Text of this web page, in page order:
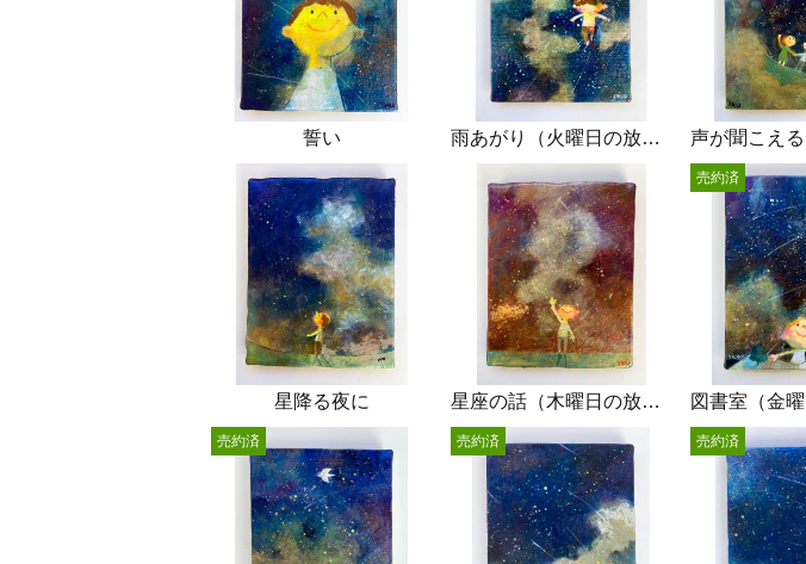
誓い 雨あがり（火曜日の放課後）
星降る夜に 星座の話（木曜日の放課後）
売約済
売約済 売約済 売約済